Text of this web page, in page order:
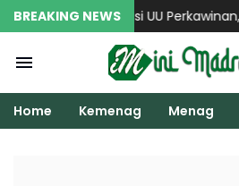
BREAKING NEWS
Usulkan Revisi UU Perkawinan,
Home Kemenag Menag